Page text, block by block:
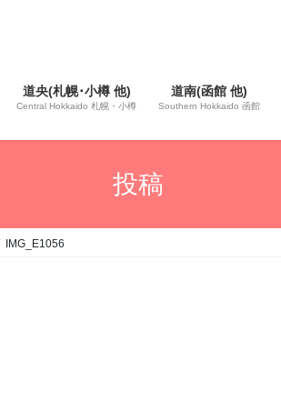
道央(札幌･小樽 他)
Central Hokkaido 札幌・小樽
道南(函館 他)
Southern Hokkaido 函館
投稿
IMG_E1056